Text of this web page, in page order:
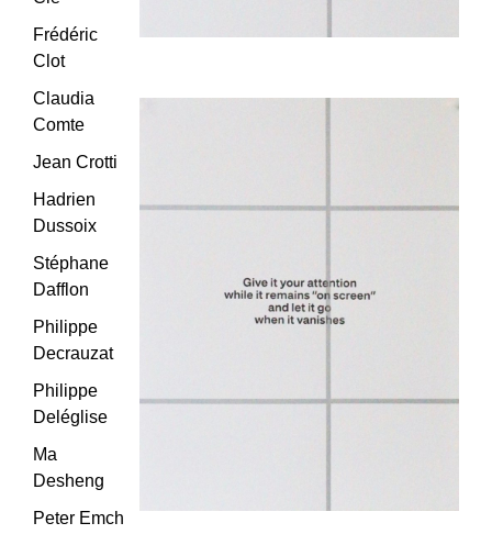
Frédéric
Clot
Claudia
Comte
Jean Crotti
Hadrien
Dussoix
Stéphane
Dafflon
Philippe
Decrauzat
Philippe
Deléglise
Ma
Desheng
Peter Emch